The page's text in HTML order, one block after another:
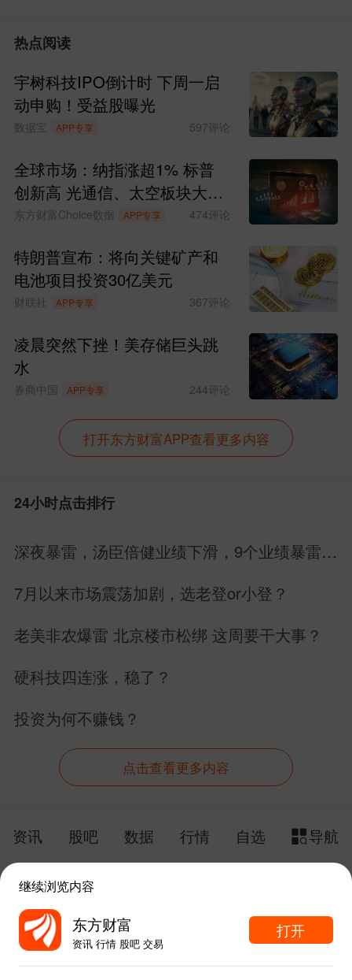
热点阅读
宇树科技IPO倒计时 下周一启
动申购！受益股曝光
数据宝 APP专享 597评论
全球市场：纳指涨超1% 标普
创新高 光通信、太空板块大涨
SpaceX涨超15%
东方财富Choice数据 APP专享 474评论
特朗普宣布：将向关键矿产和
电池项目投资30亿美元
财联社 APP专享 367评论
凌晨突然下挫！美存储巨头跳
水
券商中国 APP专享 244评论
打开东方财富APP查看更多内容
24小时点击排行
深夜暴雷，汤臣倍健业绩下滑，9个业绩暴雷，
7月以来市场震荡加剧，选老登or小登？
老美非农爆雷 北京楼市松绑 这周要干大事？
硬科技四连涨，稳了？
投资为何不赚钱？
点击查看更多内容
资讯 股吧 数据 行情 自选
导航
给网站提点意见 下载APP
东方财富APP内打开
继续浏览内容
东方财富
资讯 行情 股吧 交易
打开